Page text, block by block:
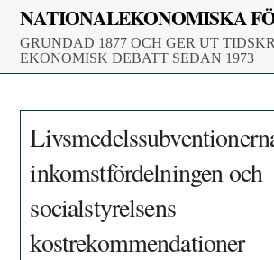
Skip
content
NATIONALEKONOMISKA
GRUNDAD 1877 OCH GER UT
EKONOMISK DEBATT SEDAN 1973
inkomstfördelningen och
socialstyrelsens
kostrekommendationer